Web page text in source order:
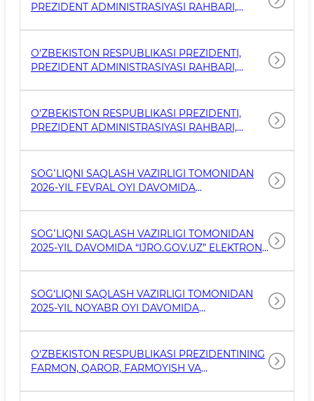
PREZIDENT ADMINISTRASIYASI RAHBARI,
NAZORAT QILUVCHI IJRO.GOV.UZ TIZIMIDA
2026 YIL II CHORAGIDA SOG'LIQNI SAQLASH
VAZIRLIGIGA YUKLATILGAN TOPSHIRIQLAR
O'ZBEKISTON RESPUBLIKASI PREZIDENTI,
PREZIDENT ADMINISTRASIYASI RAHBARI,
NAZORAT QILUVCHI IJRO.GOV.UZ TIZIMIDA
2026 YIL I CHORAGIDA SOG'LIQNI SAQLASH
VAZIRLIGIGA YUKLATILGAN TOPSHIRIQLAR
O'ZBEKISTON RESPUBLIKASI PREZIDENTI,
PREZIDENT ADMINISTRASIYASI RAHBARI,
NAZORAT QILUVCHI IJRO.GOV.UZ TIZIMIDA
2026 YIL I CHORAGIDA SOG'LIQNI SAQLASH
VAZIRLIGIGA YUKLATILGAN TOPSHIRIQLAR
SOGʻLIQNI SAQLASH VAZIRLIGI TOMONIDAN
2026-YIL FEVRAL OYI DAVOMIDA
TOPSHIRIQLAR IJROSINI TASHKIL ETISH
BOʻYICHA MAʼLUMOTNOMA
SOGʻLIQNI SAQLASH VAZIRLIGI TOMONIDAN
2025-YIL DAVOMIDA “IJRO.GOV.UZ” ELEKTRON
ETISH BOʻYICHA MAʼLUMOTNOMA
SOG‘LIQNI SAQLASH VAZIRLIGI TOMONIDAN
2025-YIL NOYABR OYI DAVOMIDA
IJROSINI TASHKIL ETISH BO‘YICHA
MA’LUMOTNOMA
O'ZBEKISTON RESPUBLIKASI PREZIDENTINING
FARMON, QAROR, FARMOYISH VA
HUJJATLARIDA BERILGAN TOPSHIRIQLAR